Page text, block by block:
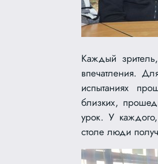
Каждый
впечатления.
испытаниях
близких,
урок. У
столе люди